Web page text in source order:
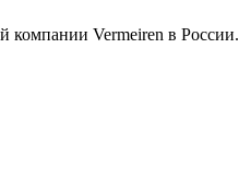
компании Vermeiren в России.